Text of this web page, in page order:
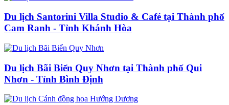
Du lịch Santorini Villa Studio & Café tại Thành phố
Cam Ranh - Tỉnh Khánh Hòa
Du lịch Bãi Biển Quy Nhơn tại Thành phố Qui
Nhơn - Tỉnh Bình Định